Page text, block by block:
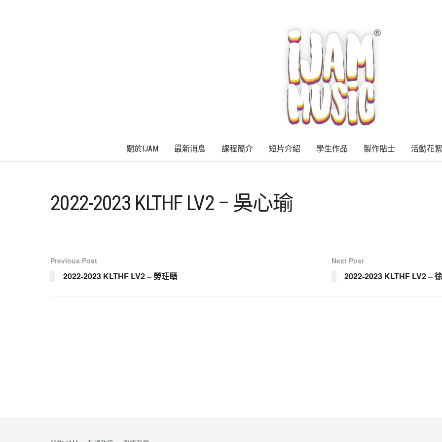
關於IJAM 最新消息 課程簡介 短片介紹 學生作品 製作貼士 活動花絮
2022-2023 KLTHF LV2 – 吳心瑜
Previous Post
2022-2023 KLTHF LV2 – 勞玨頤
Next Post
2022-2023 KLTHF LV2 –